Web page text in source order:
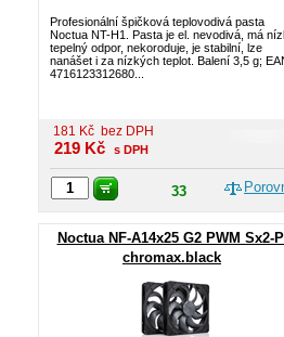
Profesionální špičková teplovodivá pasta
Noctua NT-H1. Pasta je el. nevodivá, má
tepelný odpor, nekoroduje, je stabilní, lze
nanášet i za nízkých teplot. Balení 3,5 g;
4716123312680...
181 Kč bez DPH
219 Kč s DPH
33
Noctua NF-A14x25 G2 PWM Sx2-
chromax.black